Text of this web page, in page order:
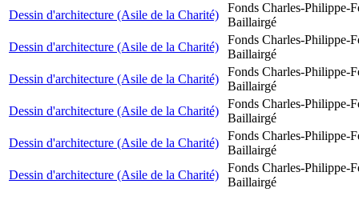
Dessin d'architecture (Asile de la Charité)
Fonds Charles-Philippe-
Baillairgé
Dessin d'architecture (Asile de la Charité)
Fonds Charles-Philippe-
Baillairgé
Dessin d'architecture (Asile de la Charité)
Fonds Charles-Philippe-
Baillairgé
Dessin d'architecture (Asile de la Charité)
Fonds Charles-Philippe-
Baillairgé
Dessin d'architecture (Asile de la Charité)
Fonds Charles-Philippe-
Baillairgé
Dessin d'architecture (Asile de la Charité)
Fonds Charles-Philippe-
Baillairgé